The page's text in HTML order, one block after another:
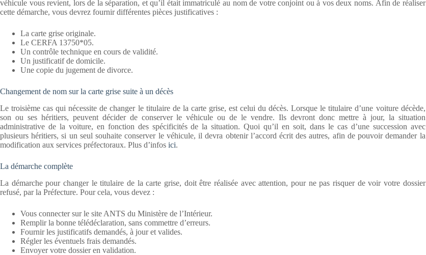
véhicule vous revient, lors de la séparation, et qu’il était immatriculé au nom de votre conjoint ou à vos deux noms. Afin de réaliser
cette démarche, vous devrez fournir différentes pièces justificatives :
La carte grise originale.
Le CERFA 13750*05.
Un contrôle technique en cours de validité.
Un justificatif de domicile.
Une copie du jugement de divorce.
Changement de nom sur la carte grise suite à un décès
Le troisième cas qui nécessite de changer le titulaire de la carte grise, est celui du décès. Lorsque le titulaire d’une voiture décède,
son ou ses héritiers, peuvent décider de conserver le véhicule ou de le vendre. Ils devront donc mettre à jour, la situation
administrative de la voiture, en fonction des spécificités de la situation. Quoi qu’il en soit, dans le cas d’une succession avec
plusieurs héritiers, si un seul souhaite conserver le véhicule, il devra obtenir l’accord écrit des autres, afin de pouvoir demander la
modification aux services préfectoraux. Plus d’infos ici.
La démarche complète
La démarche pour changer le titulaire de la carte grise, doit être réalisée avec attention, pour ne pas risquer de voir votre dossier
refusé, par la Préfecture. Pour cela, vous devez :
Vous connecter sur le site ANTS du Ministère de l’Intérieur.
Remplir la bonne télédéclaration, sans commettre d’erreurs.
Fournir les justificatifs demandés, à jour et valides.
Régler les éventuels frais demandés.
Envoyer votre dossier en validation.